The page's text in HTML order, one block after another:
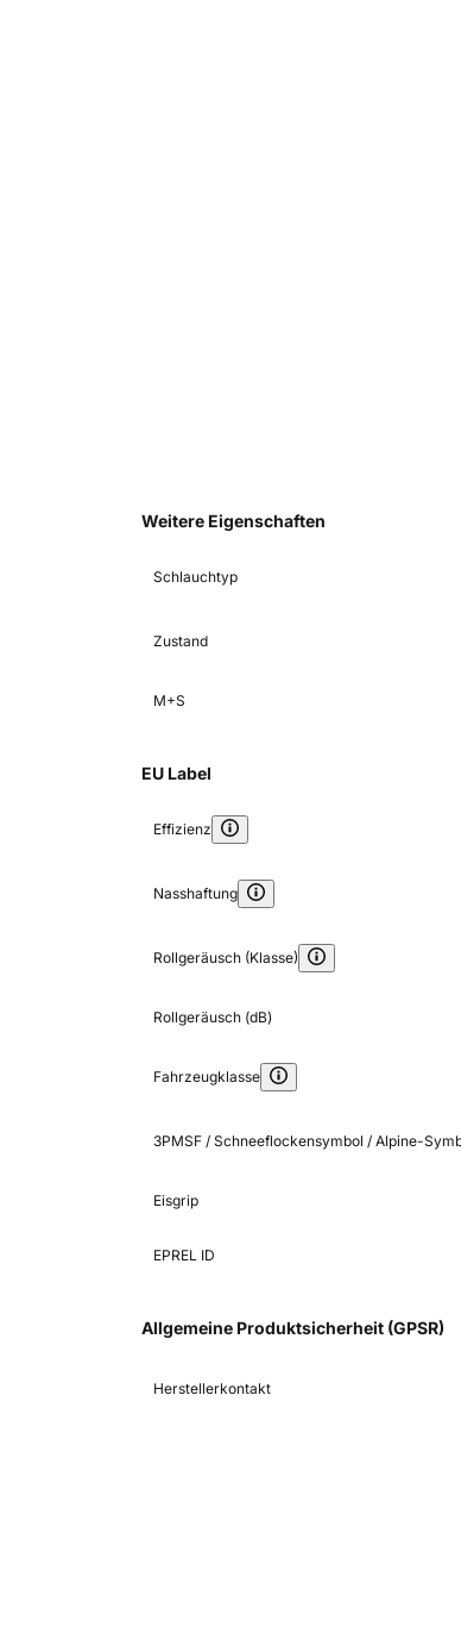
Weitere Eigenschaften
Schlauchtyp
Zustand
M+S
EU Label
Effizienz
Nasshaftung
Rollgeräusch (Klasse)
Rollgeräusch (dB)
Fahrzeugklasse
3PMSF / Schneeflockensymbol / Alpine-
Eisgrip
EPREL ID
Allgemeine Produktsicherheit (GPSR)
Herstellerkontakt